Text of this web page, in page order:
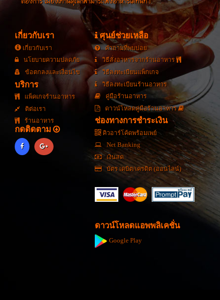
เกี่ยวกับเรา
เกี่ยวกับเรา
นโยบายความปลดภัย
ข้อตกลงและเงื่อนไข
บริการ
แพ็คเกจร้านอาหาร
ติต่อเรา
ร้านอาหาร
กดติดตาม
ศุนย์ช่วยเหลือ
คำถามที่พบบ่อย
วิธีสั่งอาหารจากร้านอาหาร
วิธีลงทะเบียนแพ็กเกจ
วิธีลงทะเบียนร้านอาหาร
คู่มือร้านอาหาร
ดาวน์โหลดคู่มือร้านอาหาร
ช่องทางการชำระเงิน
คิวอาร์โค้ดพร้อมเพย์
Net Banking
เงินสด
บัตร เดบิต/เครดิต (ออนไลน์)
ดาวน์โหลดแอพพลิเคชั่น
Google Play